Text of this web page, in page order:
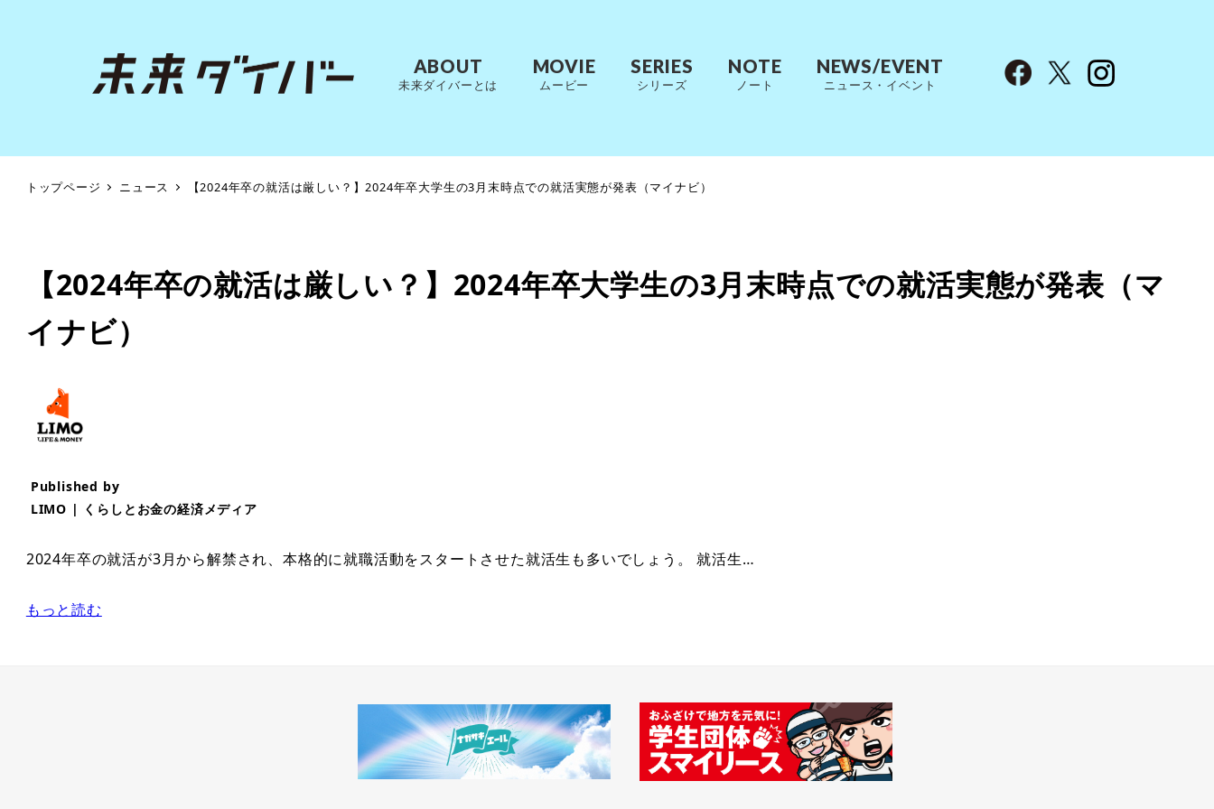
ABOUT
未来ダイバーとは
MOVIE
ムービー
SERIES
シリーズ
NOTE
ノート
NEWS/EVENT
ニュース・イベント
トップページ ニュース 【2024年卒の就活は厳しい？】2024年卒大学生の3月末時点での就活実態が発表（マイナビ）
【2024年卒の就活は厳しい？】2024年卒大学生の3月末時点での就活実態が発表（マ
イナビ）
Published by
LIMO | くらしとお金の経済メディア
2024年卒の就活が3月から解禁され、本格的に就職活動をスタートさせた就活生も多いでしょう。 就活生…
もっと読む